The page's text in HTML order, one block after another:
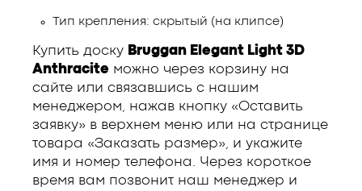
Тип крепления: скрытый (на клипсе)
Купить доску Bruggan Elegant Light 3D
Anthracite можно через корзину на
сайте или связавшись с нашим
менеджером, нажав кнопку «Оставить
заявку» в верхнем меню или на странице
товара «Заказать размер», и укажите
имя и номер телефона. Через короткое
время вам позвонит наш менеджер и